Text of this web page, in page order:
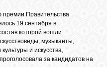
премии Правительства
19 сентября в
которой вошли
музыканты,
и искусства,
за кандидатов на